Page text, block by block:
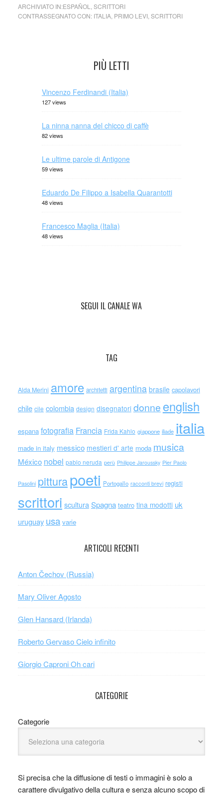
ARCHIVIATO IN:ESPAÑOL
SCRITTORI
CONTRASSEGNATO CON: ITALIA, PRIMO LEVI, SCRITTORI
PIÙ LETTI
Vincenzo Ferdinandi (Italia)
127 views
La ninna nanna del chicco di caffè
82 views
Le ultime parole di Antigone
59 views
Eduardo De Filippo a Isabella Quarantotti
48 views
Francesco Maglia (Italia)
48 views
SEGUI IL CANALE WA
TAG
Alda Merini amore architetti argentina brasile capolavori
chile cile colombia design disegnatori donne english
espana fotografia Francia Frida Kahlo giappone iliade italia
made in italy messico mestieri d' arte moda musica
México nobel pablo neruda perù Philippe Jaroussky Pier Paolo
Pasolini pitturapoeti Portogallo racconti brevi registi
scrittori scultura Spagna teatro tina modotti uk
uruguay usa varie
ARTICOLI RECENTI
Anton Čechov (Russia)
Mary Oliver Agosto
Glen Hansard (Irlanda)
Roberto Gervaso Cielo infinito
Giorgio Caproni Oh cari
CATEGORIE
Categorie
Si precisa che la diffusione di testi o immagini è solo a
carattere divulgativo della cultura e senza alcuno scopo di